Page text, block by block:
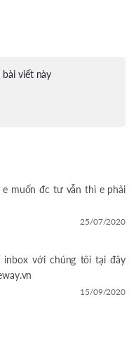
viết này
muốn đc tư vẫn thì e phải
25/07/2020
inbox với chúng tôi tại đây
15/09/2020